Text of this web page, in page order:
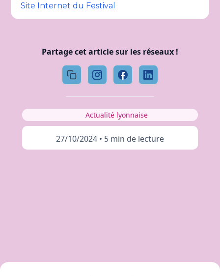
Site Internet du Festival
Partage cet article sur les réseaux !
Actualité lyonnaise
27/10/2024 • 5 min de lecture